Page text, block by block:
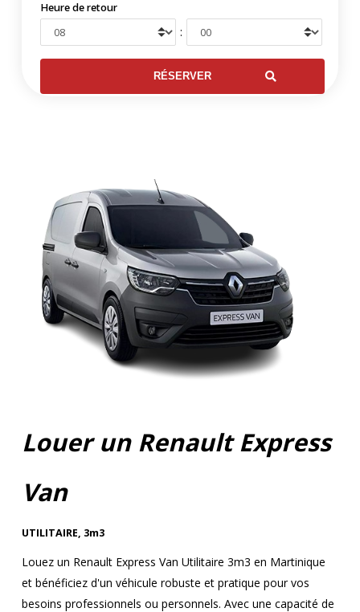
Heure de retour
:
Louer un Renault Express
Van
UTILITAIRE, 3m3
Louez un Renault Express Van Utilitaire 3m3 en Martinique
et bénéficiez d'un véhicule robuste et pratique pour vos
besoins professionnels ou personnels. Avec une capacité de